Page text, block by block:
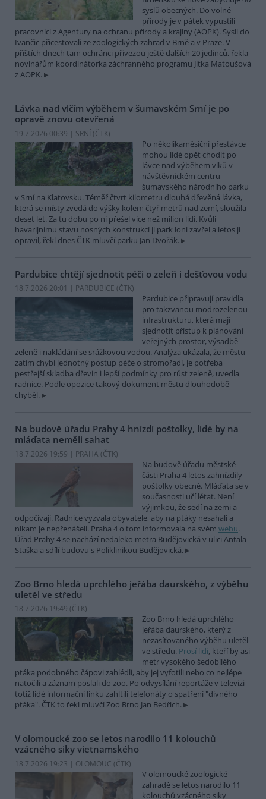
syslů obecných. Do volné
přírody je v pátek vypustili
pracovníci z Agentury na ochranu přírody a krajiny (AOPK). Sysli do
Ivančic přicestovali ze zoologických zahrad v Brně a v Praze. V
příštích dnech tam ochránci přivezou ještě dalších 20 jedinců, řekla
novinářům koordinátorka záchranného programu Jitka Matoušová
z AOPK.
Lávka nad vlčím výběhem v šumavském Srní je po
opravě znovu otevřená
19.7.2026 00:39 | SRNÍ (ČTK)
Po několikaměsíční přestávce
mohou lidé opět chodit po
lávce nad výběhem vlků v
návštěvnickém centru
šumavského národního parku
v Srní na Klatovsku. Téměř čtvrt kilometru dlouhá dřevěná lávka,
která se místy zvedá do výšky kolem čtyř metrů nad zemí, sloužila
deset let. Za tu dobu po ní přešel více než milion lidí. Kvůli
havarijnímu stavu nosných konstrukcí ji park loni zavřel a letos ji
opravil, řekl dnes ČTK mluvčí parku Jan Dvořák.
Pardubice chtějí sjednotit péči o zeleň i dešťovou vodu
18.7.2026 20:01 | PARDUBICE (ČTK)
Pardubice připravují pravidla
pro takzvanou modrozelenou
infrastrukturu, která mají
sjednotit přístup k plánování
veřejných prostor, výsadbě
zeleně i nakládání se srážkovou vodou. Analýza ukázala, že městu
zatím chybí jednotný postup péče o stromořadí, je potřeba
pestřejší skladba dřevin i lepší podmínky pro růst zeleně, uvedla
radnice. Podle opozice takový dokument městu dlouhodobě
chyběl.
Na budově úřadu Prahy 4 hnízdí poštolky, lidé by na
mláďata neměli sahat
18.7.2026 19:59 | PRAHA (ČTK)
Na budově úřadu městské
části Praha 4 letos zahnízdily
poštolky obecné. Mláďata se v
současnosti učí létat. Není
výjimkou, že sedí na zemi a
odpočívají. Radnice vyzvala obyvatele, aby na ptáky nesahali a
nikam je nepřenášeli. Praha 4 o tom informovala na svém webu.
Úřad Prahy 4 se nachází nedaleko metra Budějovická v ulici Antala
Staška a sdílí budovu s Poliklinikou Budějovická.
Zoo Brno hledá uprchlého jeřába daurského, z výběhu
uletěl ve středu
18.7.2026 19:49 (ČTK)
Zoo Brno hledá uprchlého
jeřába daurského, který z
nezasíťovaného výběhu uletěl
ve středu. Prosí lidi, kteří by asi
metr vysokého šedobílého
ptáka podobného čápovi zahlédli, aby jej vyfotili nebo co nejlépe
natočili a záznam poslali do zoo. Po odvysílání reportáže v televizi
totiž lidé informační linku zahltili telefonáty o spatření "divného
ptáka". ČTK to řekl mluvčí Zoo Brno Jan Bedřich.
V olomoucké zoo se letos narodilo 11 kolouchů
vzácného siky vietnamského
18.7.2026 19:23 | OLOMOUC (ČTK)
V olomoucké zoologické
zahradě se letos narodilo 11
kolouchů vzácného siky